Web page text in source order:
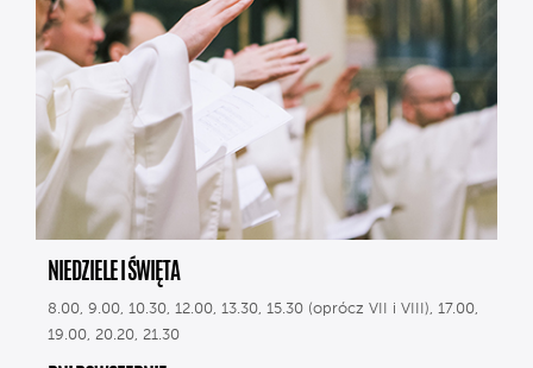
NIEDZIELE I ŚWIĘTA
8.00, 9.00, 10.30, 12.00, 13.30, 15.30 (oprócz VII i VIII), 17.00,
19.00, 20.20, 21.30